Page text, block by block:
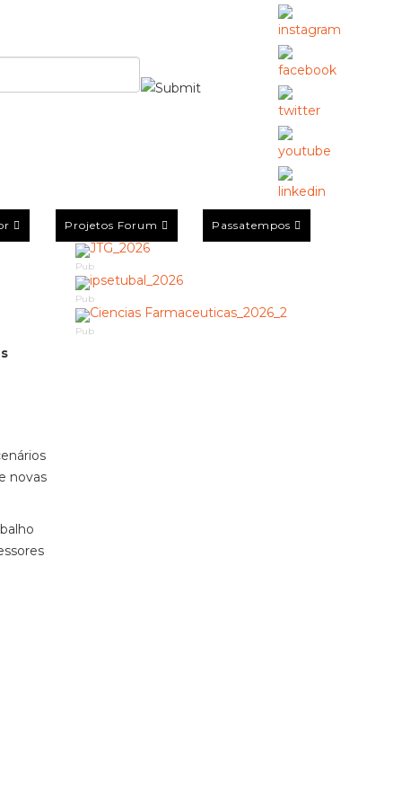
Projetos Forum Passatempos
novas
Pub
Pub
Pub